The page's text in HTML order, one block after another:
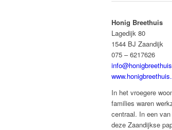
Honig Breethuis
Lagedijk 80
1544 BJ Zaandijk
075 – 6217626
In het vroegere
families waren
centraal. In een
deze Zaandijkse